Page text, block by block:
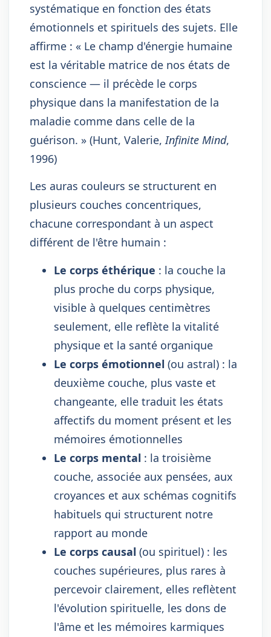
systématique en fonction des états
émotionnels et spirituels des sujets. Elle
affirme : « Le champ d'énergie humaine
est la véritable matrice de nos états de
conscience — il précède le corps
physique dans la manifestation de la
maladie comme dans celle de la
guérison. » (Hunt, Valerie,Infinite Mind,
1996)
Les auras couleurs se structurent en
plusieurs couches concentriques,
chacune correspondant à un aspect
différent de l'être humain :
Le corps éthérique : la couche la
plus proche du corps physique,
visible à quelques centimètres
seulement, elle reflète la vitalité
physique et la santé organique
Le corps émotionnel (ou astral) : la
deuxième couche, plus vaste et
changeante, elle traduit les états
affectifs du moment présent et les
mémoires émotionnelles
Le corps mental : la troisième
couche, associée aux pensées, aux
croyances et aux schémas cognitifs
habituels qui structurent notre
rapport au monde
Le corps causal (ou spirituel) : les
couches supérieures, plus rares à
percevoir clairement, elles reflètent
l'évolution spirituelle, les dons de
l'âme et les mémoires karmiques